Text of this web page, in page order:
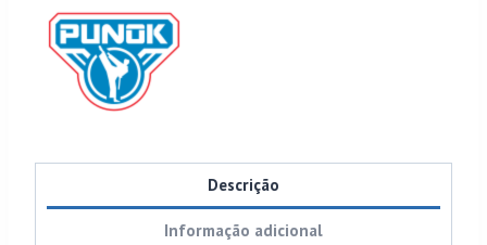
Descrição
Informação adicional